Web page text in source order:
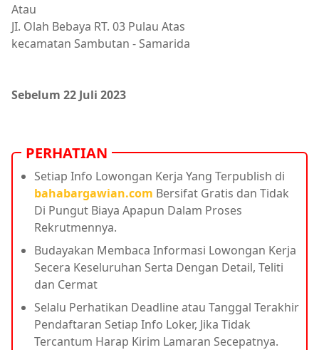
Atau
JI. Olah Bebaya RT. 03 Pulau Atas
kecamatan Sambutan - Samarida
Sebelum 22 Juli 2023
PERHATIAN
Setiap Info Lowongan Kerja Yang Terpublish di
bahabargawian.com Bersifat Gratis dan Tidak
Di Pungut Biaya Apapun Dalam Proses
Rekrutmennya.
Budayakan Membaca Informasi Lowongan Kerja
Secera Keseluruhan Serta Dengan Detail, Teliti
dan Cermat
Selalu Perhatikan Deadline atau Tanggal Terakhir
Pendaftaran Setiap Info Loker, Jika Tidak
Tercantum Harap Kirim Lamaran Secepatnya.